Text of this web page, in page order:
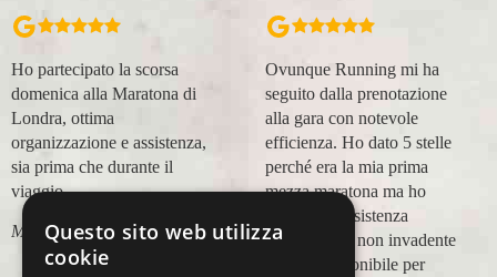
Ho partecipato la scorsa
domenica alla Maratona di
Londra, ottima
organizzazione e assistenza,
sia prima che durante il
viaggio.
Marco Canigi
Ovunque Running mi ha
seguito dalla prenotazione
alla gara con notevole
efficienza. Ho dato 5 stelle
perché era la mia prima
mezza maratona ma ho
trovato un'assistenza
impeccabile, non invadente
e molto disponibile per
Questo sito web utilizza
cookie